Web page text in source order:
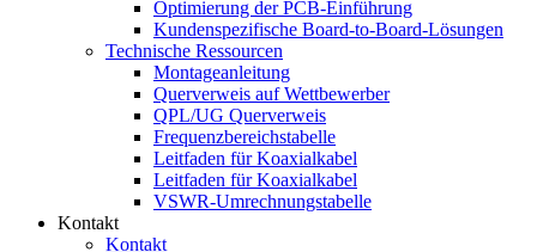
Optimierung der PCB-Einführung
Kundenspezifische Board-to-Board-Lösungen
Technische Ressourcen
Montageanleitung
Querverweis auf Wettbewerber
QPL/UG Querverweis
Frequenzbereichstabelle
Leitfaden für Koaxialkabel
Leitfaden für Koaxialkabel
VSWR-Umrechnungstabelle
Kontakt
Kontakt